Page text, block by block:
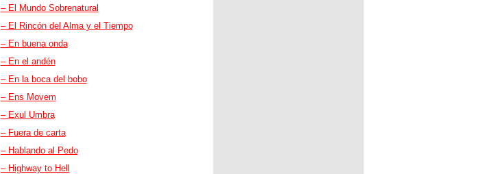
– El Mundo Sobrenatural
– El Rincón del Alma y el Tiempo
– En buena onda
– En el andén
– En la boca del bobo
– Ens Movem
– Exul Umbra
– Fuera de carta
– Hablando al Pedo
– Highway to Hell